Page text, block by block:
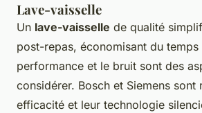
Lave-vaisselle
Un lave-vaisselle de qualité
post-repas, économisant du temps
performance et le bruit sont des
considérer. Bosch et Siemens sont
efficacité et leur technologie